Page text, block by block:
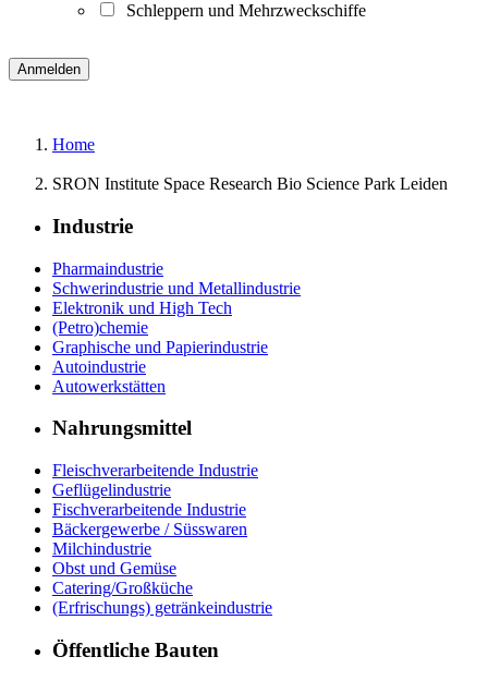
Schleppern und Mehrzweckschiffe
Home
SRON Institute Space Research Bio Science Park Leiden
Industrie
Pharmaindustrie
Schwerindustrie und Metallindustrie
Elektronik und High Tech
(Petro)chemie
Graphische und Papierindustrie
Autoindustrie
Autowerkstätten
Nahrungsmittel
Fleischverarbeitende Industrie
Geflügelindustrie
Fischverarbeitende Industrie
Bäckergewerbe / Süsswaren
Milchindustrie
Obst und Gemüse
Catering/Großküche
(Erfrischungs) getränkeindustrie
Öffentliche Bauten